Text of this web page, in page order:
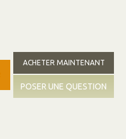
ACHETER MAINTENANT
POSER UNE QUESTION